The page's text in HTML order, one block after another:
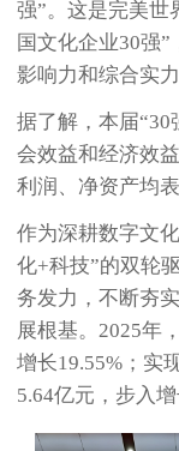
强”。这是完美世
国文化企业30强
影响力和综合实力
据了解，本届“30
会效益和经济效
利润、净资产均表
作为深耕数字文
化+科技”的双轮
务发力，不断夯
展根基。2025年
增长19.55%；实
5.64亿元，步入增